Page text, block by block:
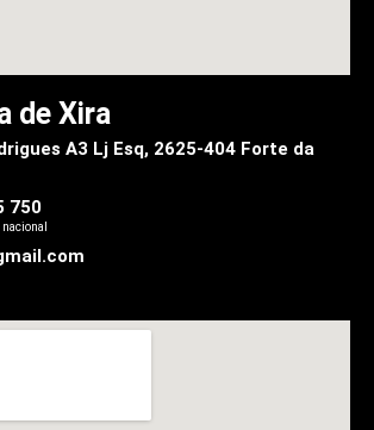
de Xira
A3 Lj Esq, 2625-404 Forte da
750